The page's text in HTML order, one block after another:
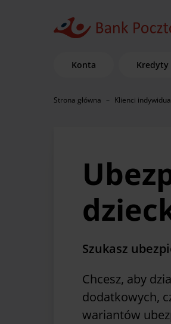
Konta Kredyty
Strona główna Klienci
Szukasz
Chcesz, aby
dodatkowych,
wariantów